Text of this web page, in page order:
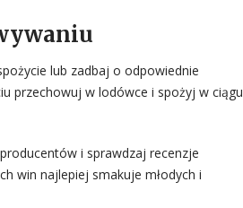
lub zadbaj o odpowiednie
przechowuj w lodówce i spożyj w ciągu
i sprawdzaj recenzje
win najlepiej smakuje młodych i